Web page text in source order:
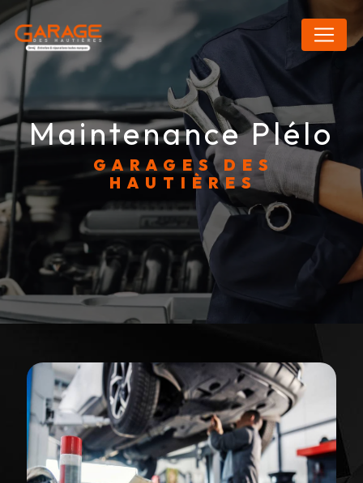
maintenance Plélo
GARAGES DES
HAUTIÈRES
Panneau de gestion des cookies